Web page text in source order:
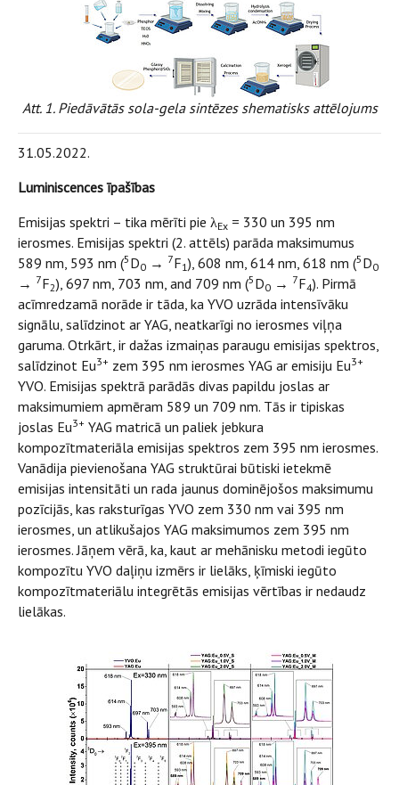
Att. 1. Piedāvātās sola-gela sintēzes shematisks attēlojums
31.05.2022.
Luminiscences īpašības
Emisijas spektri – tika mērīti pie λEx = 330 un 395 nm
ierosmes. Emisijas spektri (2. attēls) parāda maksimumus
589 nm, 593 nm (5 D0 → 7F1), 608 nm, 614 nm, 618 nm (5 D0
→ 7F2), 697 nm, 703 nm, and 709 nm (5 D0 → 7F4). Pirmā
acīmredzamā norāde ir tāda, ka YVO uzrāda intensīvāku
signālu, salīdzinot ar YAG, neatkarīgi no ierosmes viļņa
garuma. Otrkārt, ir dažas izmaiņas paraugu emisijas spektros,
salīdzinot Eu3+ zem 395 nm ierosmes YAG ar emisiju Eu3+
YVO. Emisijas spektrā parādās divas papildu joslas ar
maksimumiem apmēram 589 un 709 nm. Tās ir tipiskas
joslas Eu3+ YAG matricā un paliek jebkura
kompozītmateriāla emisijas spektros zem 395 nm ierosmes.
Vanādija pievienošana YAG struktūrai būtiski ietekmē
emisijas intensitāti un rada jaunus dominējošos maksimumu
pozīcijās, kas raksturīgas YVO zem 330 nm vai 395 nm
ierosmes, un atlikušajos YAG maksimumos zem 395 nm
ierosmes. Jāņem vērā, ka, kaut ar mehānisku metodi iegūto
kompozītu YVO daļiņu izmērs ir lielāks, ķīmiski iegūto
kompozītmateriālu integrētās emisijas vērtības ir nedaudz
lielākas.